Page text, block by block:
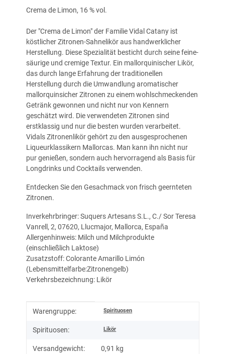
Crema de Limon, 16 % vol.
Der "Crema de Limon" der Familie Vidal Catany ist
köstlicher Zitronen-Sahnelikör aus handwerklicher
Herstellung. Diese Spezialität besticht durch seine feine-
säurige und cremige Textur. Ein mallorquinischer Likör,
das durch lange Erfahrung der traditionellen
Herstellung durch die Umwandlung aromatischer
mallorquinsicher Zitronen zu einem wohlschmeckenden
Getränk gewonnen und nicht nur von Kennern
geschätzt wird. Die verwendeten Zitronen sind
erstklassig und nur die besten wurden verarbeitet.
Vidals Zitronenlikör gehört zu den ausgesprochenen
Liqueurklassikern Mallorcas. Man kann ihn nicht nur
pur genießen, sondern auch hervorragend als Basis für
Longdrinks und Cocktails verwenden.
Entdecken Sie den Gesachmack von frisch geernteten
Zitronen.
Inverkehrbringer: Suquers Artesans S.L., C./ Sor Teresa
Vanrell, 2, 07620, Llucmajor, Mallorca, España
Allergenhinweis: Milch und Milchprodukte
(einschließlich Laktose)
Zusatzstoff: Colorante Amarillo Limón
(Lebensmittelfarbe:Zitronengelb)
Verkehrsbezeichnung: Likör
Produkteigenschaft
Wert
Warengruppe: Spirituosen
Spirituosen: Likör
Versandgewicht: 0,91 kg